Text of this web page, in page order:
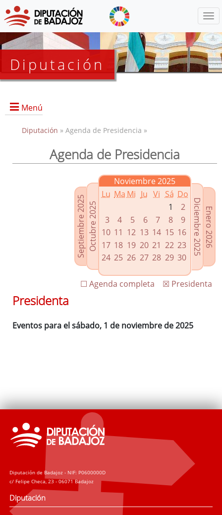
Diputación
Menú
Presidencia
Enlaces relacionados
Agenda de Presidencia
Plenos provinciales y Juntas de gobierno
Oficina de Proyectos Europeos
Diputación » Agenda de Presidencia »
Agenda de Presidencia
Septiembre 2025Octubre 2025
Noviembre 2025
Lu Ma Mi Ju Vi Sá Do
1
2
3
4 5 6 7 8
9
10 11 12 13 14 15 16
17 18 19 20 21 22 23
24 25 26 27 28 29 30
Enero 2026
Diciembre 2025
☒ Presidenta
☐ Agenda completa
Presidenta
Eventos para el sábado, 1 de noviembre de 2025
Diputación de Badajoz - NIF: P0600000D
c/ Felipe Checa, 23 - 06071 Badajoz
Diputación